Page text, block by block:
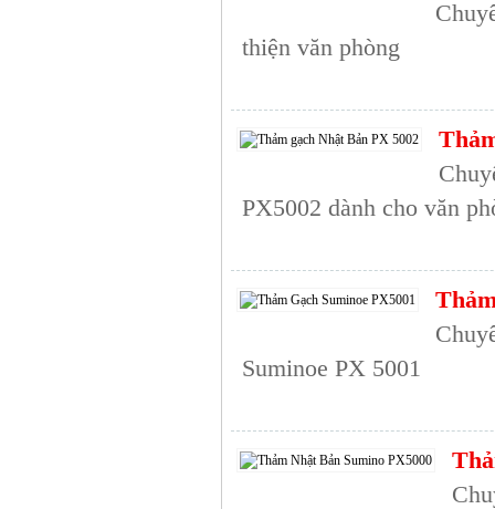
thiện văn phòng
PX5002 dành cho văn
Suminoe PX 5001